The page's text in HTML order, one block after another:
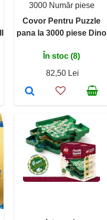
3000 Număr piese
Covor Pentru Puzzle
pana la 3000 piese Dino
În stoc (8)
82,50 Lei